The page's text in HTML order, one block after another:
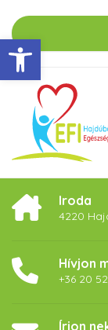
Iroda
4220
Hívjon
+36 20
Írjon